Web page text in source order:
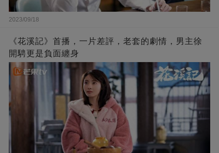
2023/09/18
《花溪記》首播，一片差評，老套的劇情，男主徐
開騁更是負面纏身